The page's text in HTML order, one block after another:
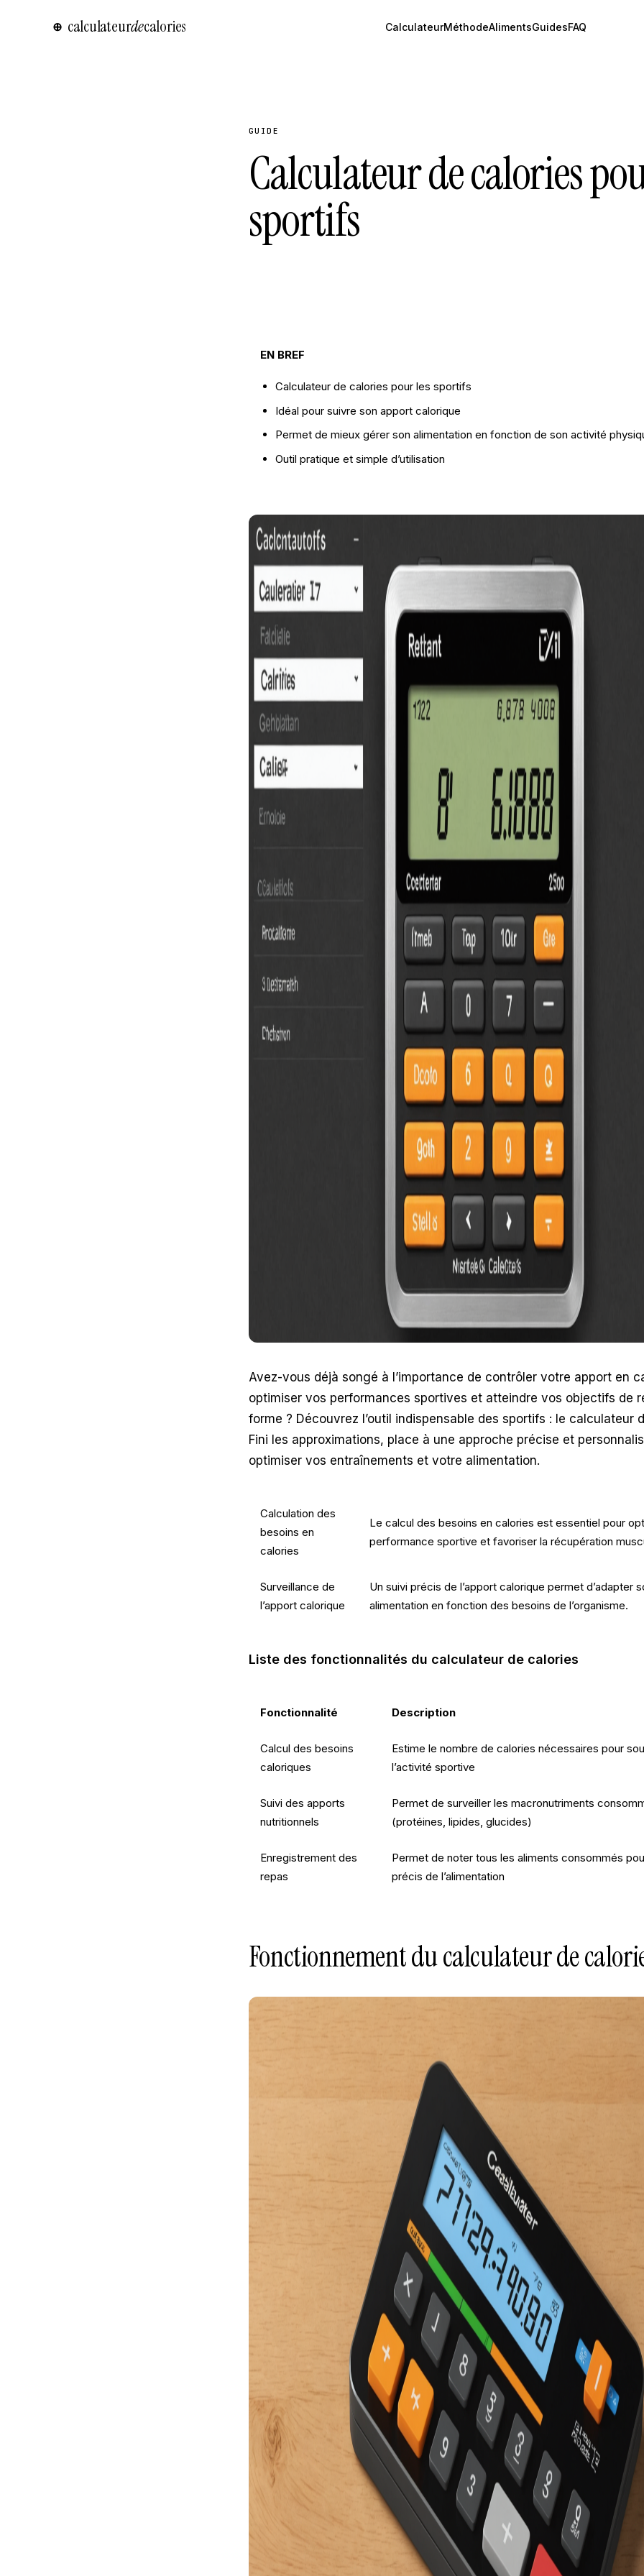
⊕ calculateurdecalories CalculateurMéthodeAlimentsGuidesFAQ
GUIDE
Calculateur de calories
sportifs
EN BREF
Calculateur de calories pour les sportifs
Idéal pour suivre son apport calorique
Permet de mieux gérer son alimentation en fonction de son activité
Outil pratique et simple d’utilisation
Avez-vous déjà songé à l’importance de contrôler votre apport en
optimiser vos performances sportives et atteindre vos objectifs de
forme ? Découvrez l’outil indispensable des sportifs : le calculateur
Fini les approximations, place à une approche précise et
optimiser vos entraînements et votre alimentation.
Calculation des
besoins en
calories
Le calcul des besoins en calories est essentiel pour
performance sportive et favoriser la récupération
Surveillance de
l’apport calorique
Un suivi précis de l’apport calorique permet d’adapter
alimentation en fonction des besoins de l’organisme.
Liste des fonctionnalités du calculateur de calories
Fonctionnalité Description
Calcul des besoins
caloriques
Estime le nombre de calories nécessaires pour
l’activité sportive
Suivi des apports
nutritionnels
Permet de surveiller les macronutriments
(protéines, lipides, glucides)
Enregistrement des
repas
Permet de noter tous les aliments consommés
précis de l’alimentation
Fonctionnement du calculateur de